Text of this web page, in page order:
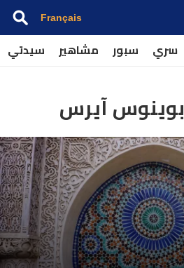
Français
سري سبور مشاهير سيدتي
بوينوس آيرس